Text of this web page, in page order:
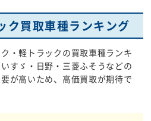
ク買取車種ランキング
・軽トラックの買取車種ランキ
すゞ・日野・三菱ふそうなどの
が高いため、高価買取が期待で